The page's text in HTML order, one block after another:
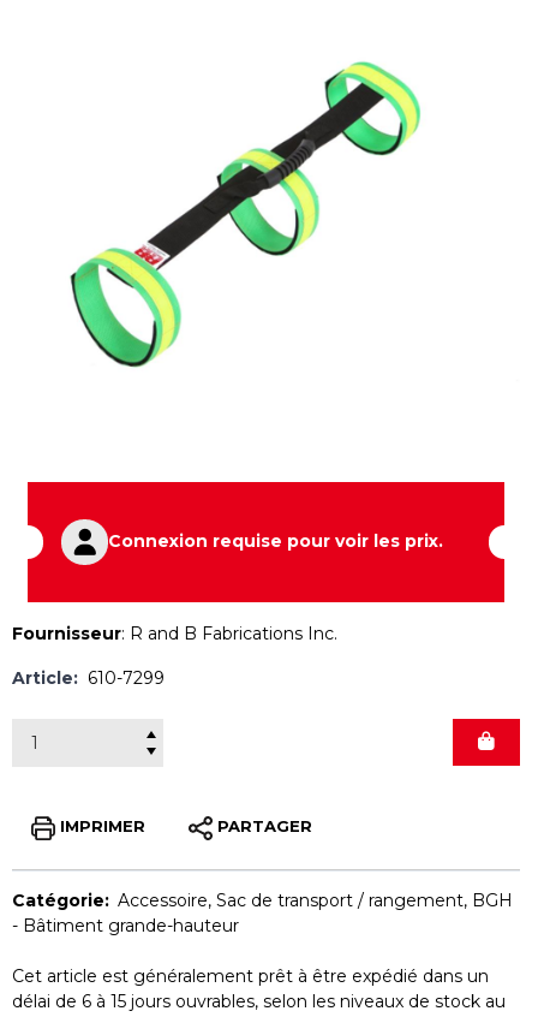
Connexion requise pour voir les prix.
Fournisseur: R and B Fabrications Inc.
Article: 610-7299
IMPRIMER PARTAGER
Catégorie: Accessoire, Sac de transport / rangement, BGH
- Bâtiment grande-hauteur
Cet article est généralement prêt à être expédié dans un
délai de 6 à 15 jours ouvrables, selon les niveaux de stock au